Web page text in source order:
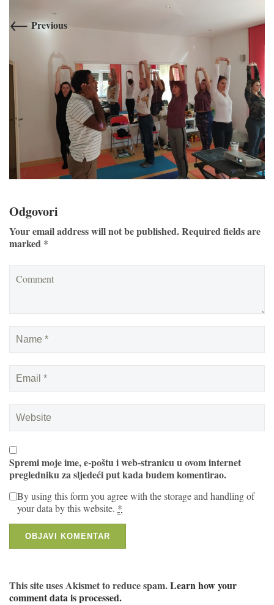
←Previous
Odgovori
Your email address will not be published. Required fields are
marked *
Spremi moje ime, e-poštu i web-stranicu u ovom internet
pregledniku za sljedeći put kada budem komentirao.
By using this form you agree with the storage and handling of
your data by this website. *
This site uses Akismet to reduce spam.Learn how your
comment data is processed.